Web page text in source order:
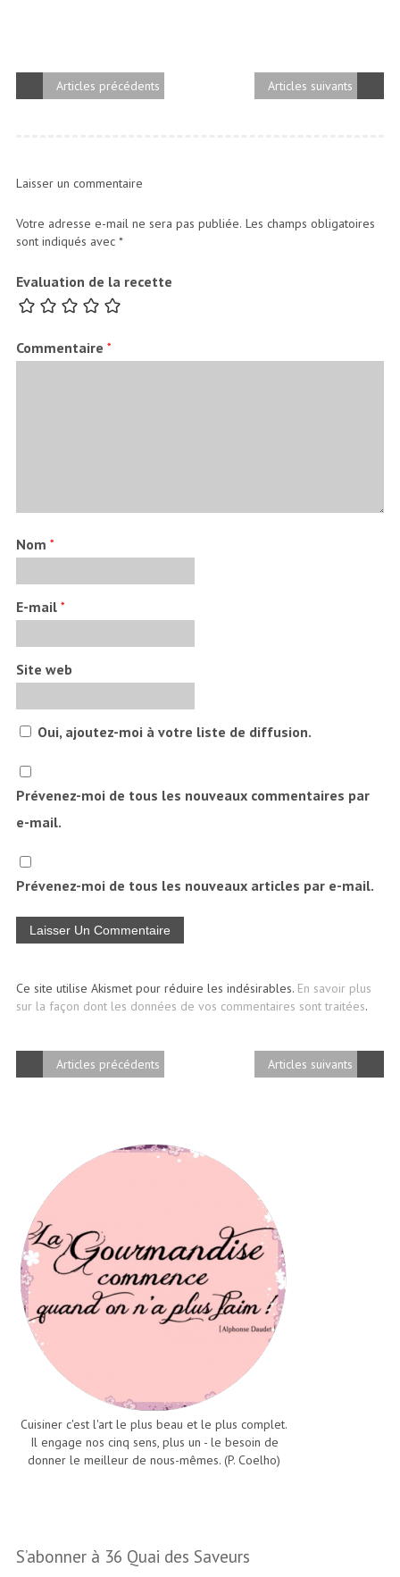
Articles suivants
Articles précédents
Laisser un commentaire
Votre adresse e-mail ne sera pas publiée. Les champs obligatoires
sont indiqués avec *
Evaluation de la recette
Commentaire *
Nom *
E-mail *
Site web
Oui, ajoutez-moi à votre liste de diffusion.
Prévenez-moi de tous les nouveaux commentaires par
e-mail.
Prévenez-moi de tous les nouveaux articles par e-mail.
Ce site utilise Akismet pour réduire les indésirables. En savoir plus
sur la façon dont les données de vos commentaires sont traitées.
Articles suivants
Articles précédents
Cuisiner c'est l'art le plus beau et le plus complet.
Il engage nos cinq sens, plus un - le besoin de
donner le meilleur de nous-mêmes. (P. Coelho)
S’abonner à 36 Quai des Saveurs